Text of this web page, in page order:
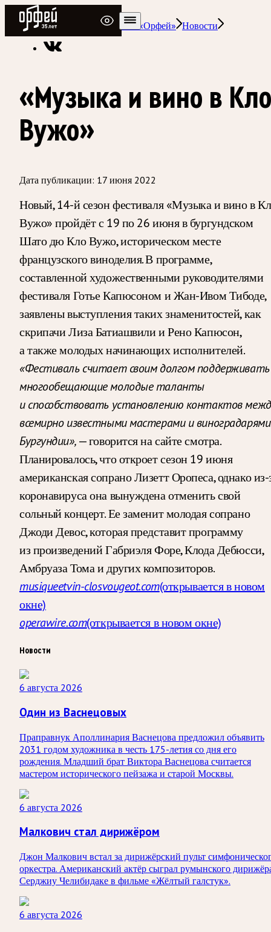
Радио Орфей
Радио классической музыки «Орфей» Новости
«Музыка и вино в Кло
Вужо»
Дата публикации: 17 июня 2022
Новый, 14-й сезон фестиваля «Музыка и вино в
Вужо» пройдёт с 19 по 26 июня в бургундском
Шато дю Кло Вужо, историческом месте
французского виноделия. В программе,
составленной художественными руководителями
фестиваля Готье Капюсоном и Жан-Ивом Тибоде,
заявлены выступления таких знаменитостей, как
скрипачи Лиза Батиашвили и Рено Капюсон,
а также молодых начинающих исполнителей.
«Фестиваль считает своим долгом поддерживать
многообещающие молодые таланты
и способствовать установлению контактов
всемирно известными мастерами и виноградарями
Бургундии»,— говорится на сайте смотра.
Планировалось, что откроет сезон 19 июня
американская сопрано Лизетт Оропеса, однако из-
коронавируса она вынуждена отменить свой
сольный концерт. Ее заменит молодая сопрано
Джоди Девос, которая представит программу
из произведений Габриэля Форе, Клода Дебюсси,
Амбруаза Тома и других композиторов.
musiqueetvin-closvougeot.com(открывается в новом
окне)
operawire.com(открывается в новом окне)
Новости
6 августа 2026
Один из Васнецовых
Праправнук Аполлинария Васнецова предложил объявить
2031 годом художника в честь 175-летия со дня его
рождения. Младший брат Виктора Васнецова считается
мастером исторического пейзажа и старой Москвы.
6 августа 2026
Малкович стал дирижёром
Джон Малкович встал за дирижёрский пульт
оркестра. Американский актёр сыграл румынского
Серджиу Челибидаке в фильме «Жёлтый галстук».
6 августа 2026